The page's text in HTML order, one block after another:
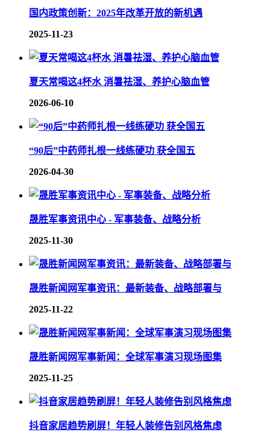
国内政策创新：2025年改革开放的新机遇
2025-11-23
夏天常喝这4杯水 消暑祛湿、养护心脑血管
2026-06-10
“90后”中药师扎根一线练硬功 获全国五
2026-04-30
晟胜军事资讯中心 - 军事装备、战略分析
2025-11-30
晟胜新闻网军事资讯：最新装备、战略部署与
2025-11-22
晟胜新闻网军事新闻：全球军事演习现场图集
2025-11-25
抖音家居趋势刷屏！年轻人装修告别风格焦虑